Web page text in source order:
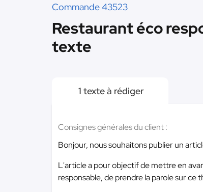
Commande 43523
Restaurant éco
texte
1 texte à rédiger
Consignes générales du client :
Bonjour, nous souhaitons publier un
L'article a pour objectif de mettre en
responsable, de prendre la parole sur